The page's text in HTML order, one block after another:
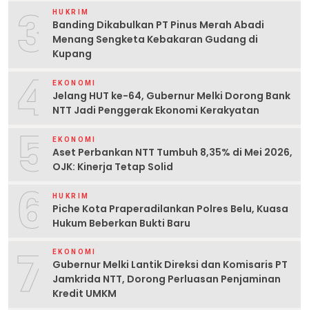
3 HUKRIM
Banding Dikabulkan PT Pinus Merah Abadi
Menang Sengketa Kebakaran Gudang di
Kupang
4 EKONOMI
Jelang HUT ke-64, Gubernur Melki Dorong Bank
NTT Jadi Penggerak Ekonomi Kerakyatan
5 EKONOMI
Aset Perbankan NTT Tumbuh 8,35% di Mei 2026,
OJK: Kinerja Tetap Solid
6 HUKRIM
Piche Kota Praperadilankan Polres Belu, Kuasa
Hukum Beberkan Bukti Baru
7 EKONOMI
Gubernur Melki Lantik Direksi dan Komisaris PT
Jamkrida NTT, Dorong Perluasan Penjaminan
Kredit UMKM